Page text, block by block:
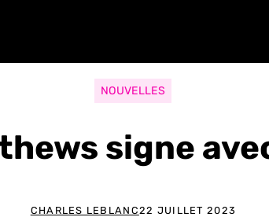
NOUVELLES
signe
CHARLES LEBLANC22 JUILLET 2023